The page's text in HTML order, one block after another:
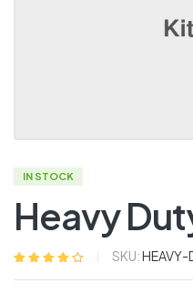
IN STOCK
Heavy
SKU: